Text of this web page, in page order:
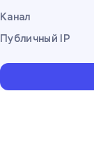
Канал
Публичный IP